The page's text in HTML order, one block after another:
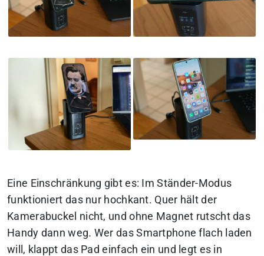
Eine Einschränkung gibt es: Im Ständer-Modus
funktioniert das nur hochkant. Quer hält der
Kamerabuckel nicht, und ohne Magnet rutscht das
Handy dann weg. Wer das Smartphone flach laden
will, klappt das Pad einfach ein und legt es in